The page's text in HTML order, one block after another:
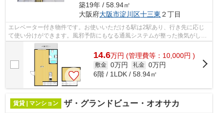
築19年 / 58.94㎡
大阪府大阪市淀川区十三東 ２丁目
エレベーター付き物件です。お使いいただける駅は2駅あり、行き先に応じ
て使い分けができます。風邪予防にもなる通風システムが整った換気がしや
すいシンプルな物件。こちらはマンショ...
14.6万円 (管理費等：10,000円 )
敷金 0万円 礼金 0万円
6階 / 1LDK / 58.94㎡
賃貸 | マンション ザ・グランドビュー・オオサカ